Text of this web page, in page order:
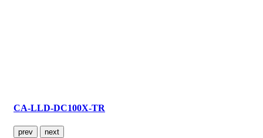
CA-LLD-DC100X-TR
prev next